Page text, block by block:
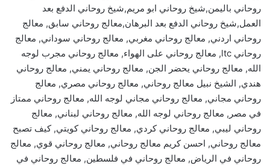
روحاني باليمن,شيخ روحاني ابو مريم,شيخ روحاني الدفع بعد
العمل,شيخ روحاني الدفع بعد البرهان,معالج روحاني سابق, معالج
روحاني اردني, معالج روحاني مغربي, معالج روحاني سوداني, معالج
روحاني ltc, معالج روحاني على الهواء, معالج روحاني مجرب لوجه
الله, معالج روحاني يحضر الجن, معالج روحاني يمني, معالج روحاني
هندي, الشيخ نبيل معالج روحاني, معالج روحاني مصري, معالج
روحاني مجاني, معالج روحاني مجاني لوجه الله, معالج روحاني ممتاز
في مصر, معالج روحاني لوجه الله, معالج روحاني لبناني, معالج
روحاني ليبي, معالج روحاني كردي, معالج روحاني كويتي, كيف تصبح
معالج روحاني, احسن كريم معالج روحاني, معالج روحاني قوي, معالج
روحاني في الرياض, معالج روحاني في فلسطين, معالج روحاني في